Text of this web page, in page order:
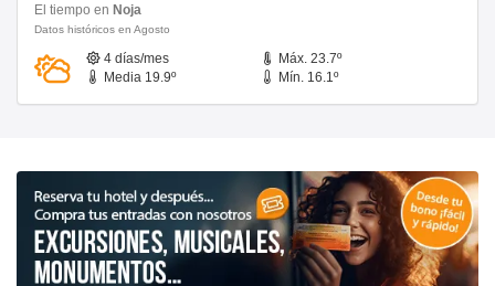
El tiempo en Noja
Datos históricos en Agosto
4 días/mes
Máx. 23.7º
Media 19.9º
Mín. 16.1º